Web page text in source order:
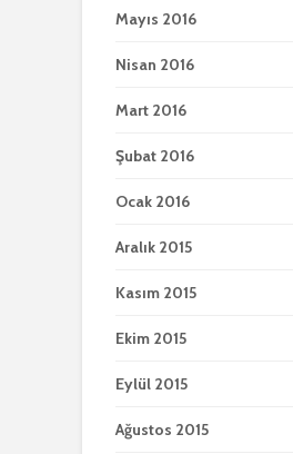
Mayıs 2016
Nisan 2016
Mart 2016
Şubat 2016
Ocak 2016
Aralık 2015
Kasım 2015
Ekim 2015
Eylül 2015
Ağustos 2015